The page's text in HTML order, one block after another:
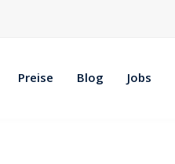
Preise Blog Jobs